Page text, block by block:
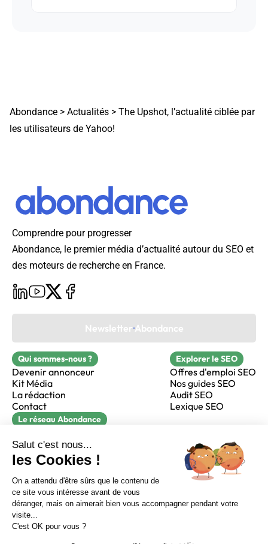
Sur LinkedIn Sur Youtube
Sur X Sur Facebook
Newsletter Abondance
Abondance > Actualités > The Upshot, l’actualité ciblée par
les utilisateurs de Yahoo!
Comprendre pour progresser
Abondance, le premier média d’actualité autour du SEO et
des moteurs de recherche en France.
Newsletter Abondance
Qui sommes-nous ?
Devenir annonceur
Kit Média
La rédaction
Contact
Explorer le SEO
Offres d'emploi SEO
Nos guides SEO
Audit SEO
Lexique SEO
Le réseau Abondance
Réacteur
alfie formation